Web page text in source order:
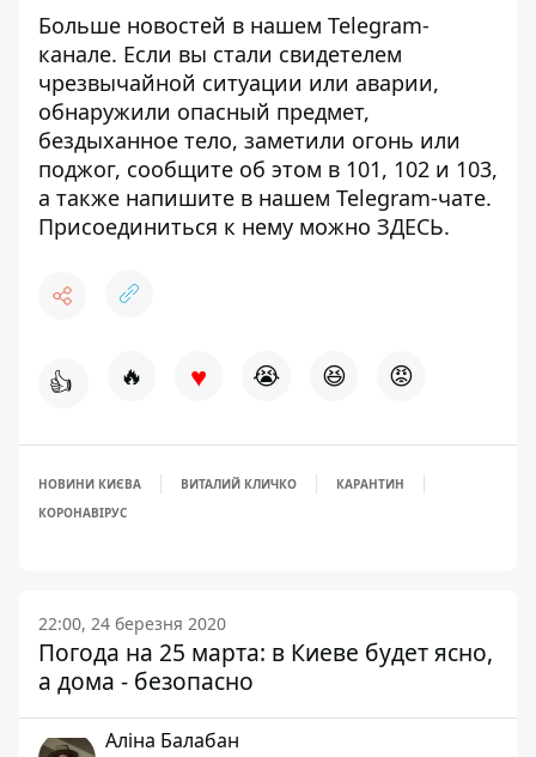
Больше новостей в нашем Telegram-
канале. Если вы стали свидетелем
чрезвычайной ситуации или аварии,
обнаружили опасный предмет,
бездыханное тело, заметили огонь или
поджог, сообщите об этом в 101, 102 и 103,
а также напишите в нашем Telegram-чате.
Присоединиться к нему можно ЗДЕСЬ.
👍 🔥 ♥ 😭 😆 😡
НОВИНИ КИЄВА ВИТАЛИЙ КЛИЧКО
КАРАНТИН
КОРОНАВІРУС
22:00, 24 березня 2020
Погода на 25 марта: в Киеве будет ясно,
а дома - безопасно
Аліна Балабан